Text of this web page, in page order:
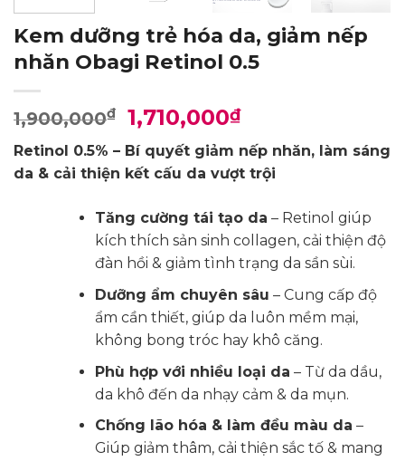
Kem dưỡng trẻ hóa da, giảm nếp
nhăn Obagi Retinol 0.5
1,900,000₫
Giá
gốc
là:
1,900,000₫.
1,710,000₫Giá
hiện
tại
là:
Retinol 0.5% – Bí quyết giảm nếp nhăn, làm sáng
da & cải thiện kết cấu da vượt trội
Tăng cường tái tạo da – Retinol giúp
kích thích sản sinh collagen, cải thiện độ
đàn hồi & giảm tình trạng da sần sùi.
Dưỡng ẩm chuyên sâu – Cung cấp độ
ẩm cần thiết, giúp da luôn mềm mại,
không bong tróc hay khô căng.
Phù hợp với nhiều loại da – Từ da dầu,
da khô đến da nhạy cảm & da mụn.
Chống lão hóa & làm đều màu da –
Giúp giảm thâm, cải thiện sắc tố & mang